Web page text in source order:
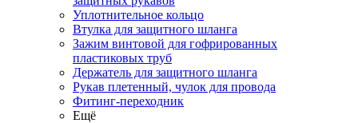
Уплотнительное кольцо
Втулка для защитного шланга
Зажим винтовой для гофрированных
пластиковых труб
Держатель для защитного шланга
Рукав плетенный, чулок для провода
Фитинг-переходник
Ещё